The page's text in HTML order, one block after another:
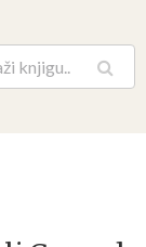
Pretraga